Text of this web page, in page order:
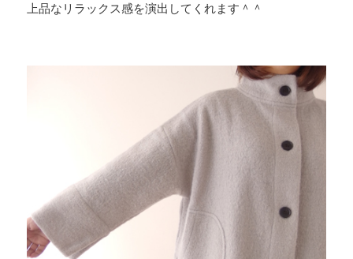
上品なリラックス感を演出してくれます＾＾